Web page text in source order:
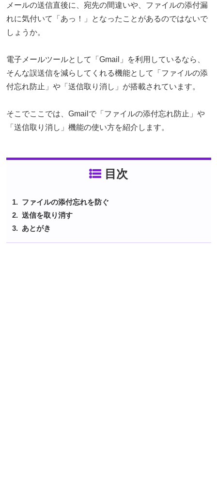
メールの送信直後に、宛先の間違いや、ファイルの添付漏
れに気付いて「あっ！」となったことがあるのではないで
しょうか。
電子メールツールとして「Gmail」を利用しているなら、
そんな誤送信を減らしてくれる機能として「ファイルの添
付忘れ防止」や「送信取り消し」が搭載されています。
そこでここでは、Gmailで「ファイルの添付忘れ防止」や
「送信取り消し」機能の使い方を紹介します。
目次
ファイルの添付忘れを防ぐ
送信を取り消す
あとがき